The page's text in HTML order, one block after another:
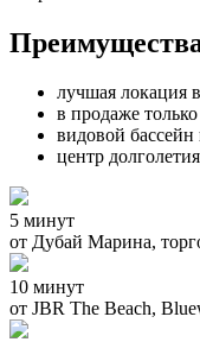
лучшая локация
в продаже
видовой
центр
5 минут
от Дубай Марина,
10 минут
от JBR The Beach,